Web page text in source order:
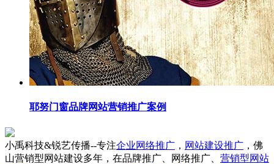
耶努门窗品牌网站营销推广案例
小禹科技&锐艺传播--专注企业网络推广 ， 网站建设推广 ，佛
山营销型网站建设多年，在品牌推广、网络推广、 营销型网站